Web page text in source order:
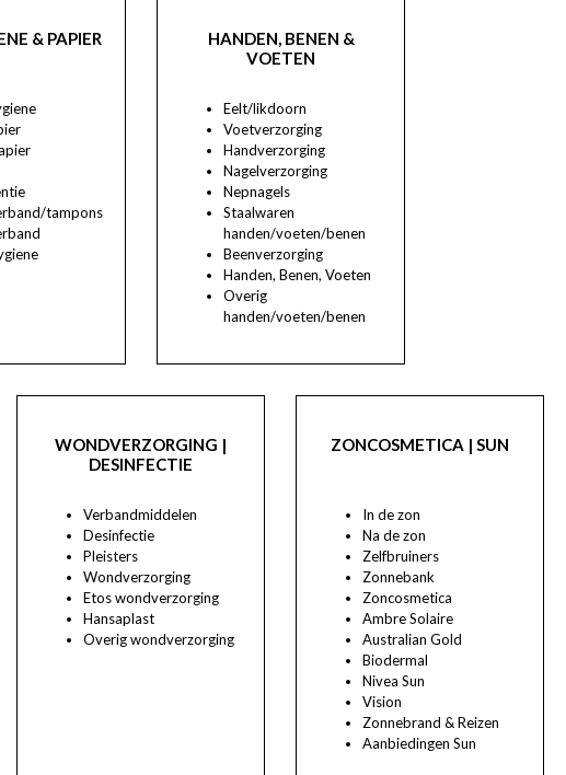
& PAPIER
tampons
HANDEN, BENEN &
VOETEN
Eelt/likdoorn
Voetverzorging
Handverzorging
Nagelverzorging
Nepnagels
Staalwaren
handen/voeten/benen
Beenverzorging
Handen, Benen, Voeten
Overig
handen/voeten/benen
WONDVERZORGING |
DESINFECTIE
Verbandmiddelen
Desinfectie
Pleisters
Wondverzorging
Etos wondverzorging
Hansaplast
Overig wondverzorging
ZONCOSMETICA | SUN
In de zon
Na de zon
Zelfbruiners
Zonnebank
Zoncosmetica
Ambre Solaire
Australian Gold
Biodermal
Nivea Sun
Vision
Zonnebrand & Reizen
Aanbiedingen Sun